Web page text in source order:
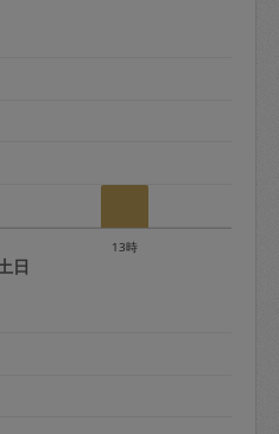
設定について：
13時
日